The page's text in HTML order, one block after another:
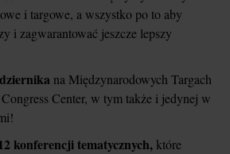
i targowe, a wszystko po to aby
i zagwarantować jeszcze lepszy
na Międzynarodowych Targach
Center, w tym także i jedynej w
konferencji tematycznych, które